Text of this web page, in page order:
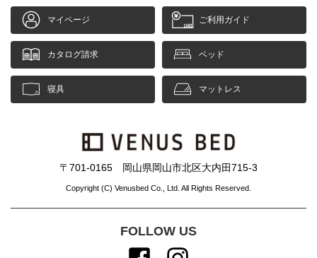
マイページ ご利用ガイド
カタログ請求 ベッド
寝具 マットレス
〒701-0165 岡山県岡山市北区大内田715-3
Copyright (C) Venusbed Co., Ltd. All Rights Reserved.
FOLLOW US